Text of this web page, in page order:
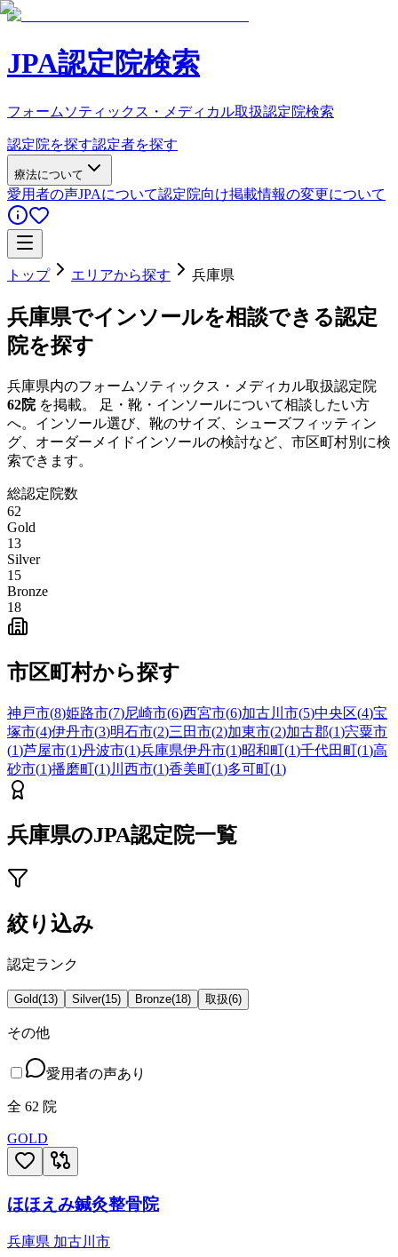
JPA認定院検索
フォームソティックス・メディカル取扱認定院検索
認定院を探す認定者を探す
療法について
愛用者の声JPAについて認定院向け掲載情報の変更について
トップ エリアから探す 兵庫県
兵庫県でインソールを相談できる認定
院を探す
兵庫県内のフォームソティックス・メディカル取扱認定院
62院を掲載。 足・靴・インソールについて相談したい方
へ。インソール選び、靴のサイズ、シューズフィッティン
グ、オーダーメイドインソールの検討など、市区町村別に検
索できます。
総認定院数
62
Gold
13
Silver
15
Bronze
18
市区町村から探す
神戸市(8)姫路市(7)尼崎市(6)西宮市(6)加古川市(5)中央区(4)宝
塚市(4)伊丹市(3)明石市(2)三田市(2)加東市(2)加古郡(1)宍粟市
(1)芦屋市(1)丹波市(1)兵庫県伊丹市(1)昭和町(1)千代田町(1)高
砂市(1)播磨町(1)川西市(1)香美町(1)多可町(1)
兵庫県のJPA認定院一覧
絞り込み
認定ランク
Gold(13) Silver(15) Bronze(18) 取扱(6)
その他
愛用者の声あり
全 62 院
GOLD
ほほえみ鍼灸整骨院
兵庫県 加古川市